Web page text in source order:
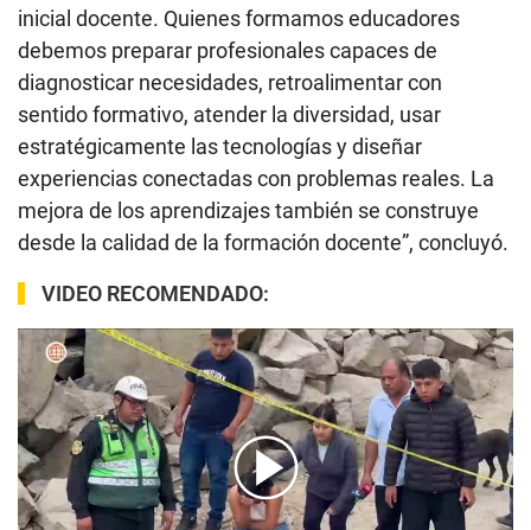
inicial docente. Quienes formamos educadores
debemos preparar profesionales capaces de
diagnosticar necesidades, retroalimentar con
sentido formativo, atender la diversidad, usar
estratégicamente las tecnologías y diseñar
experiencias conectadas con problemas reales. La
mejora de los aprendizajes también se construye
desde la calidad de la formación docente”, concluyó.
VIDEO RECOMENDADO: